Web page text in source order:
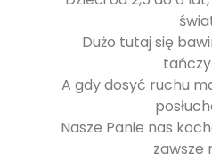
Dużo tutaj się
A gdy dosyć ruchu
Nasze Panie nas
zawsze